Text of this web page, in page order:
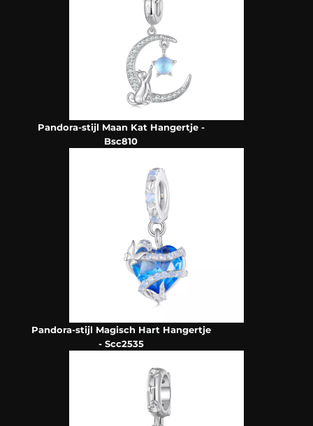
Pandora-stijl Maan Kat Hangertje -
Bsc810
Pandora-stijl Magisch Hart Hangertje
- Scc2535